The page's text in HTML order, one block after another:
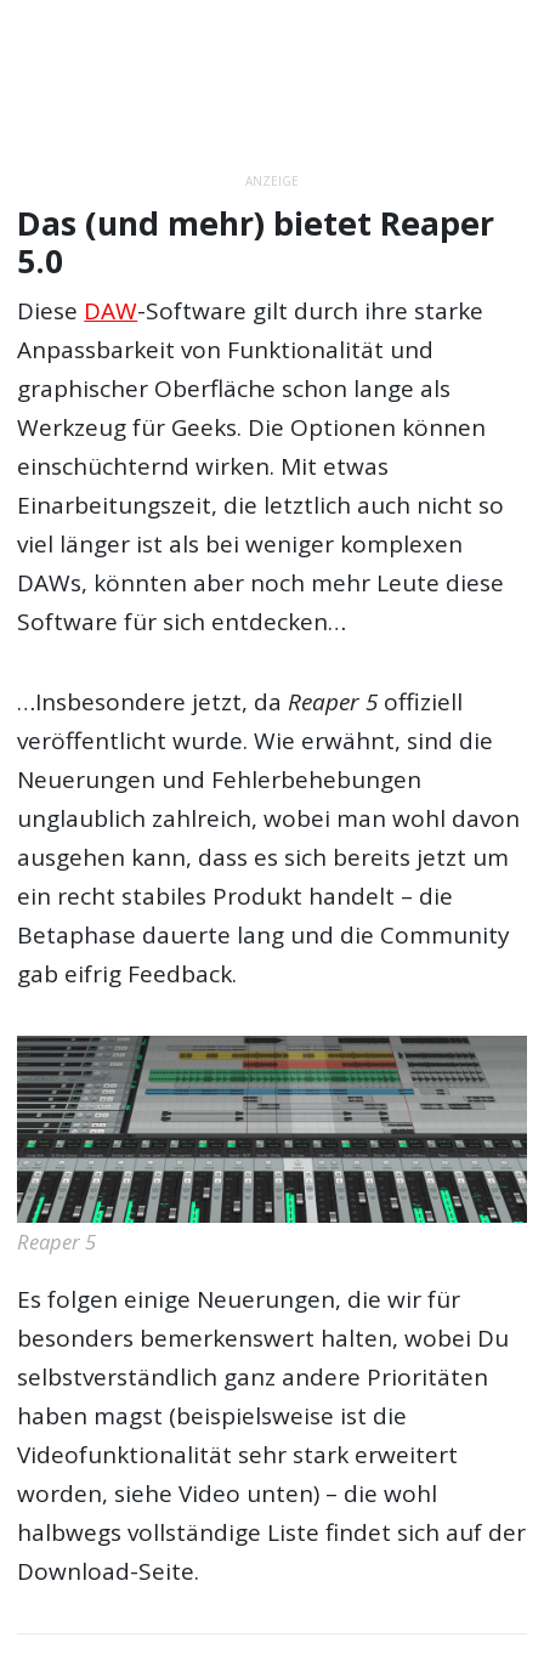
ANZEIGE
Das (und mehr) bietet Reaper
5.0
Diese DAW-Software gilt durch ihre starke
Anpassbarkeit von Funktionalität und
graphischer Oberfläche schon lange als
Werkzeug für Geeks. Die Optionen können
einschüchternd wirken. Mit etwas
Einarbeitungszeit, die letztlich auch nicht so
viel länger ist als bei weniger komplexen
DAWs, könnten aber noch mehr Leute diese
Software für sich entdecken…
…Insbesondere jetzt, da Reaper 5 offiziell
veröffentlicht wurde. Wie erwähnt, sind die
Neuerungen und Fehlerbehebungen
unglaublich zahlreich, wobei man wohl davon
ausgehen kann, dass es sich bereits jetzt um
ein recht stabiles Produkt handelt – die
Betaphase dauerte lang und die Community
gab eifrig Feedback.
Reaper 5
Es folgen einige Neuerungen, die wir für
besonders bemerkenswert halten, wobei Du
selbstverständlich ganz andere Prioritäten
haben magst (beispielsweise ist die
Videofunktionalität sehr stark erweitert
worden, siehe Video unten) – die wohl
halbwegs vollständige Liste findet sich auf der
Download-Seite.